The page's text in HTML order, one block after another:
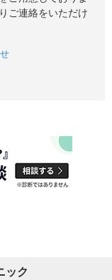
ご連絡をいただけ
ック